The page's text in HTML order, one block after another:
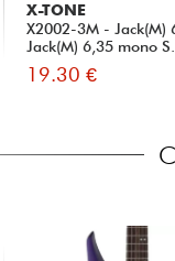
X-TONE
X2002-3M - Jack(M)
Jack(M) 6,35 mono
19.30 €